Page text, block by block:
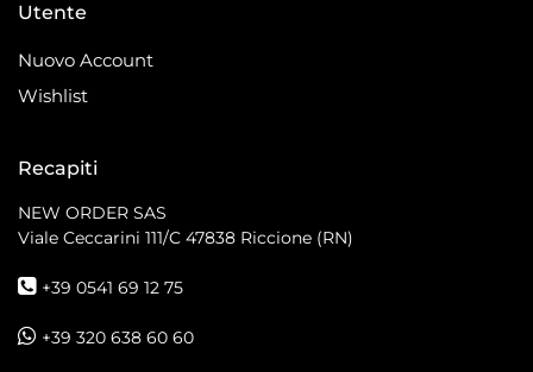
Utente
Nuovo Account
Wishlist
Recapiti
NEW ORDER SAS
Viale Ceccarini 111/C 47838 Riccione (RN)
+39 0541 69 12 75
+39 320 638 60 60